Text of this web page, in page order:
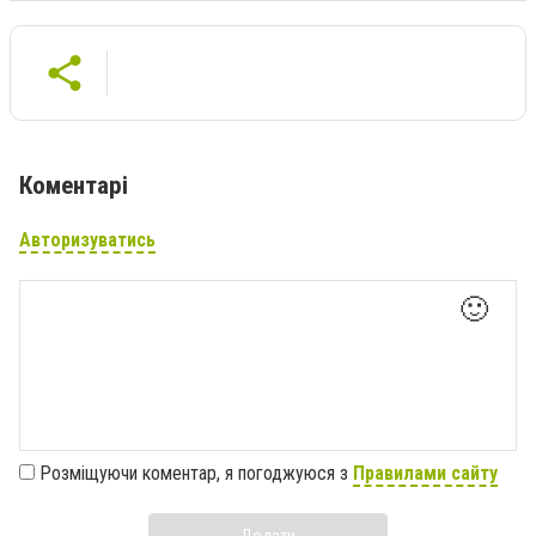
Коментарі
Авторизуватись
🙂
Розміщуючи коментар, я погоджуюся з Правилами сайту